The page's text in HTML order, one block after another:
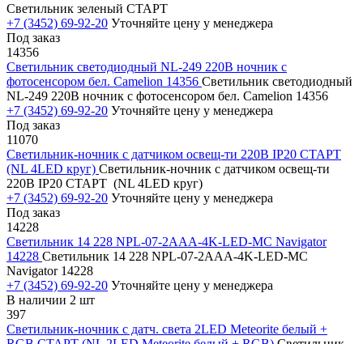
Светильник зеленый СТАРТ
+7 (3452) 69-92-20 Уточняйте цену у менеджера
Под заказ
14356
Светильник светодиодный NL-249 220В ночник с
фотосенсором бел. Camelion 14356 Светильник светодиодный
NL-249 220В ночник с фотосенсором бел. Camelion 14356
+7 (3452) 69-92-20 Уточняйте цену у менеджера
Под заказ
11070
Светильник-ночник с датчиком освещ-ти 220В IP20 СТАРТ
(NL 4LED круг) Светильник-ночник с датчиком освещ-ти
220В IP20 СТАРТ (NL 4LED круг)
+7 (3452) 69-92-20 Уточняйте цену у менеджера
Под заказ
14228
Светильник 14 228 NPL-07-2AAA-4K-LED-MC Navigator
14228 Светильник 14 228 NPL-07-2AAA-4K-LED-MC
Navigator 14228
+7 (3452) 69-92-20 Уточняйте цену у менеджера
В наличии 2 шт
397
Светильник-ночник с датч. света 2LED Meteorite белый +